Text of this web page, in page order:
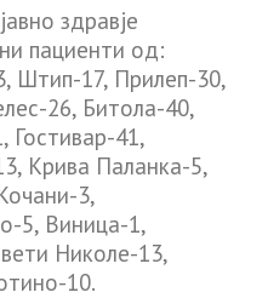
здравје
пациенти од:
Штип-17, Прилеп-30,
26, Битола-40,
Гостивар-41,
Крива Паланка-5,
3,
5, Виница-1,
Николе-13,
10.